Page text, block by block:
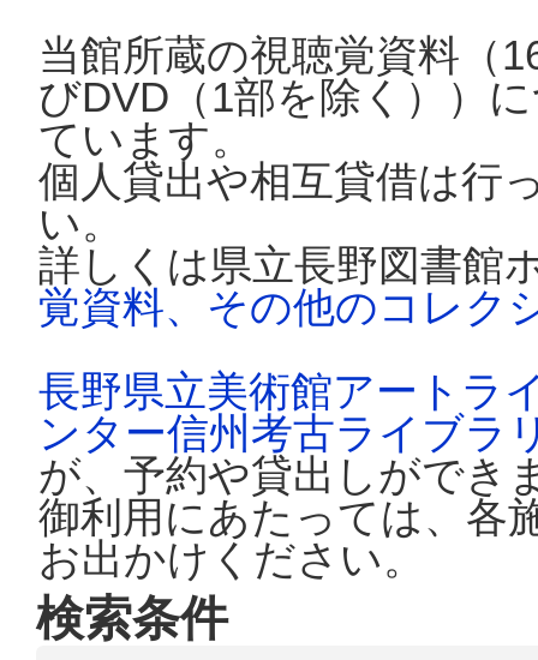
当館所蔵の視聴覚資料（
びDVD（1部を除く））
ています。
個人貸出や相互貸借は行
い。
詳しくは県立長野図書館
覚資料、その他のコレク
長野県立美術館アートラ
ンター信州考古ライブラ
が、予約や貸出しができ
御利用にあたっては、各
お出かけください。
検索条件